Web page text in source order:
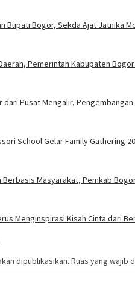
Bupati Bogor, Sekda Ajat Jatnika
Pemerintah Kabupaten Bogor
dari Pusat Mengalir,
School Gelar Family Gathering
Masyarakat, Pemkab
Menginspirasi Kisah Cinta dari
dipublikasikan. Ruas yang wajib